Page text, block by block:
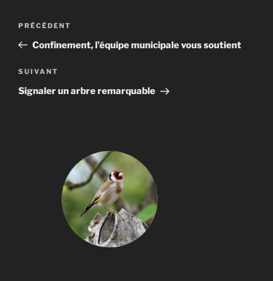
Navigation
l’article
Article
précédent
PRÉCÉDENT
Confinement, l’équipe municipale vous soutient
Article
suivant
SUIVANT
Signaler un arbre remarquable